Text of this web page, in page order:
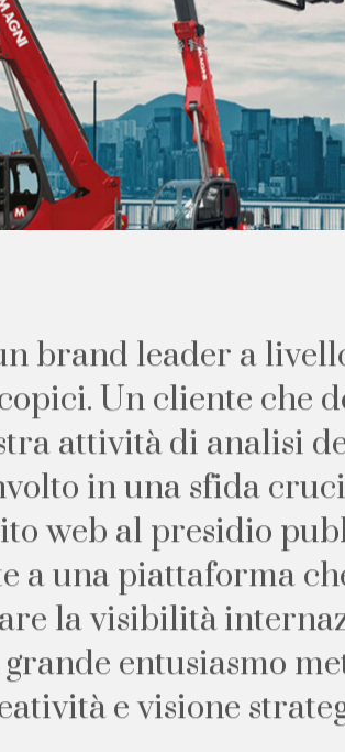
n brand leader a livell
opici. Un cliente che d
tra attività di analisi d
volto inuna sfida cruci
itoweb al presidio pub
e auna piattaforma ch
are lavisibilità interna
grande entusiasmo me
atività evisione strate